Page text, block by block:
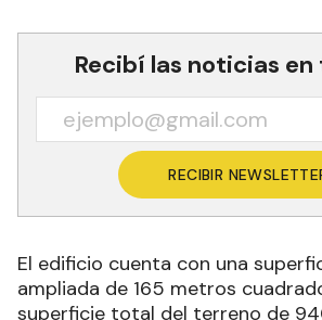
Recibí las noticias
RECIBIR
El edificio cuenta con una
ampliada de 165 metros
superficie total del terreno de